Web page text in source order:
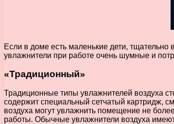
Если в доме есть маленькие дети,
увлажнители при работе очень шумные и
«Традиционный»
Традиционные типы увлажнителей воздуха
содержит специальный сетчатый картридж,
воздуха могут увлажнить помещение не
работы. Обычные увлажнители воздуха